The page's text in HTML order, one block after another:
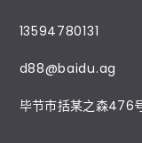
13594780131
d88@baidu.ag
毕节市括某之森476